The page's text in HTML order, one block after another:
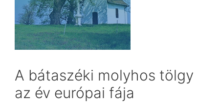
A bátaszéki molyhos tölgy
az év európai fája